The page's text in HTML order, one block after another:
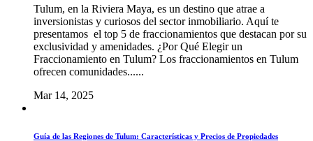
Tulum, en la Riviera Maya, es un destino que atrae a
inversionistas y curiosos del sector inmobiliario. Aquí te
presentamos el top 5 de fraccionamientos que destacan por su
exclusividad y amenidades. ¿Por Qué Elegir un
Fraccionamiento en Tulum? Los fraccionamientos en Tulum
ofrecen comunidades......
Mar 14, 2025
Guía de las Regiones de Tulum: Características y Precios de Propiedades